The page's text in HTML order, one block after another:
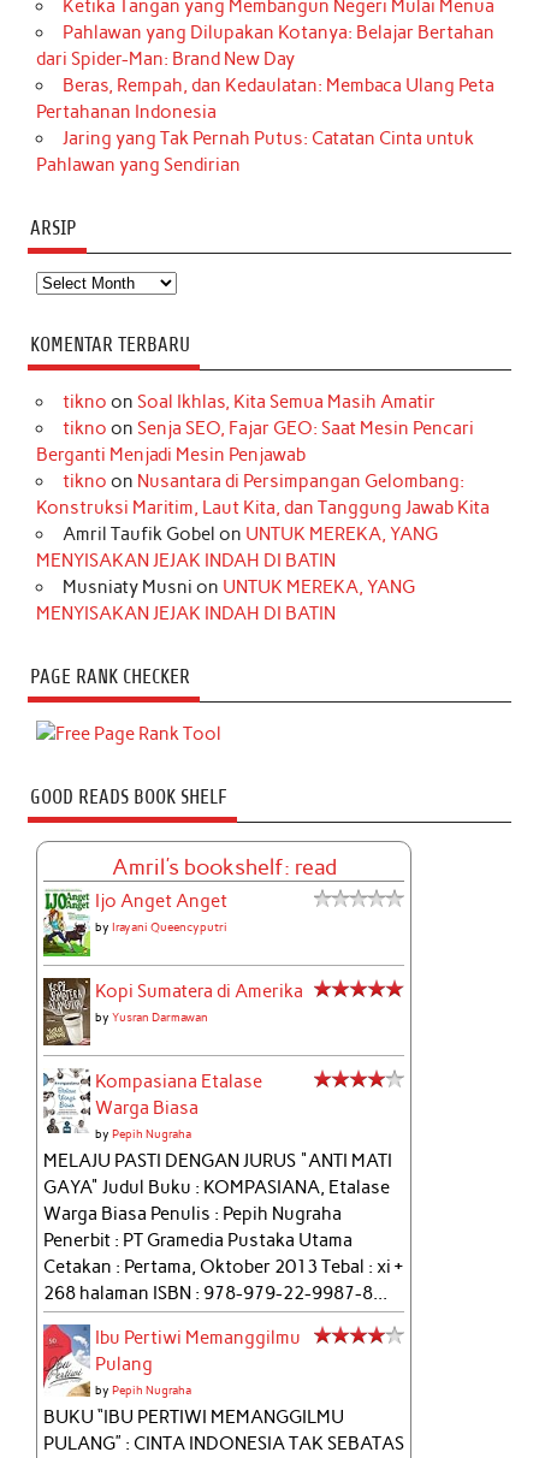
Ketika Tangan yang Membangun Negeri Mulai Menua
Pahlawan yang Dilupakan Kotanya: Belajar Bertahan
dari Spider-Man: Brand New Day
Beras, Rempah, dan Kedaulatan: Membaca Ulang Peta
Pertahanan Indonesia
Jaring yang Tak Pernah Putus: Catatan Cinta untuk
Pahlawan yang Sendirian
ARSIP
Arsip
KOMENTAR TERBARU
tikno on Soal Ikhlas, Kita Semua Masih Amatir
tikno on Senja SEO, Fajar GEO: Saat Mesin Pencari
Berganti Menjadi Mesin Penjawab
tikno on Nusantara di Persimpangan Gelombang:
Konstruksi Maritim, Laut Kita, dan Tanggung Jawab Kita
Amril Taufik Gobel on UNTUK MEREKA, YANG
MENYISAKAN JEJAK INDAH DI BATIN
Musniaty Musni on UNTUK MEREKA, YANG
MENYISAKAN JEJAK INDAH DI BATIN
PAGE RANK CHECKER
GOOD READS BOOK SHELF
Amril's bookshelf: read
Ijo Anget Anget
byIrayani Queencyputri
Kopi Sumatera di Amerika
byYusran Darmawan
Kompasiana Etalase
Warga Biasa
byPepih Nugraha
MELAJU PASTI DENGAN JURUS "ANTI MATI
GAYA" Judul Buku : KOMPASIANA, Etalase
Warga Biasa Penulis : Pepih Nugraha
Penerbit : PT Gramedia Pustaka Utama
Cetakan : Pertama, Oktober 2013 Tebal : xi +
268 halaman ISBN : 978-979-22-9987-8...
Ibu Pertiwi Memanggilmu
Pulang
byPepih Nugraha
BUKU “IBU PERTIWI MEMANGGILMU
PULANG” : CINTA INDONESIA TAK SEBATAS